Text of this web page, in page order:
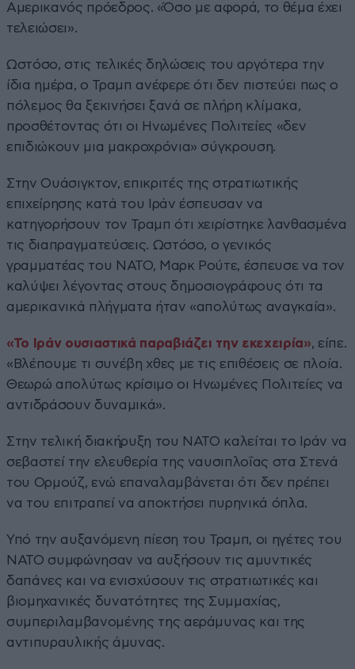
Αμερικανός πρόεδρος. «Όσο με αφορά, το θέμα έχει
τελειώσει».
Ωστόσο, στις τελικές δηλώσεις του αργότερα την
ίδια ημέρα, ο Τραμπ ανέφερε ότι δεν πιστεύει πως ο
πόλεμος θα ξεκινήσει ξανά σε πλήρη κλίμακα,
προσθέτοντας ότι οι Ηνωμένες Πολιτείες «δεν
επιδιώκουν μια μακροχρόνια» σύγκρουση.
Στην Ουάσιγκτον, επικριτές της στρατιωτικής
επιχείρησης κατά του Ιράν έσπευσαν να
κατηγορήσουν τον Τραμπ ότι χειρίστηκε λανθασμένα
τις διαπραγματεύσεις. Ωστόσο, ο γενικός
γραμματέας του ΝΑΤΟ, Μαρκ Ρούτε, έσπευσε να τον
καλύψει λέγοντας στους δημοσιογράφους ότι τα
αμερικανικά πλήγματα ήταν «απολύτως αναγκαία».
«Το Ιράν ουσιαστικά παραβιάζει την εκεχειρία», είπε.
«Βλέπουμε τι συνέβη χθες με τις επιθέσεις σε πλοία.
Θεωρώ απολύτως κρίσιμο οι Ηνωμένες Πολιτείες να
αντιδράσουν δυναμικά».
Στην τελική διακήρυξη του ΝΑΤΟ καλείται το Ιράν να
σεβαστεί την ελευθερία της ναυσιπλοΐας στα Στενά
του Ορμούζ, ενώ επαναλαμβάνεται ότι δεν πρέπει
να του επιτραπεί να αποκτήσει πυρηνικά όπλα.
Υπό την αυξανόμενη πίεση του Τραμπ, οι ηγέτες του
ΝΑΤΟ συμφώνησαν να αυξήσουν τις αμυντικές
δαπάνες και να ενισχύσουν τις στρατιωτικές και
βιομηχανικές δυνατότητες της Συμμαχίας,
συμπεριλαμβανομένης της αεράμυνας και της
αντιπυραυλικής άμυνας.